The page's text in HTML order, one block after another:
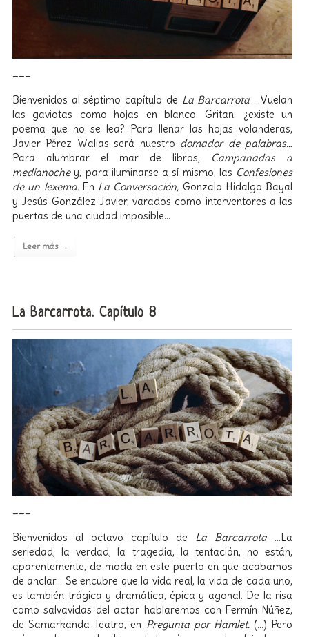
Bienvenidos al séptimo capítulo de La Barcarrota …Vuelan
las gaviotas como hojas en blanco. Gritan: ¿existe un
poema que no se lea? Para llenar las hojas volanderas,
Javier Pérez Walias será nuestro domador de palabras…
Para alumbrar el mar de libros,
Campanadas a
medianochey, para iluminarse a sí mismo, las Confesiones
de un lexema.En La Conversación, Gonzalo Hidalgo Bayal
y Jesús González Javier, varados como interventores a las
puertas de una ciudad imposible…
Leer más →
La Barcarrota. Capítulo 8
Bienvenidos al octavo capítulo de La Barcarrota …La
seriedad, la verdad, la tragedia, la tentación, no están,
aparentemente, de moda en este puerto en que acabamos
de anclar… Se encubre que la vida real, la vida de cada uno,
es también trágica y dramática, épica y agonal. De la risa
como salvavidas del actor hablaremos con Fermín Núñez,
de Samarkanda Teatro, en Pregunta por Hamlet.(…) Pero